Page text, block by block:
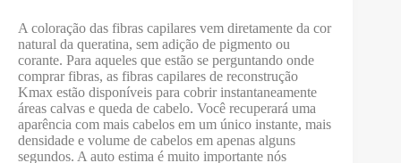
A coloração das fibras capilares vem diretamente da cor
natural da queratina, sem adição de pigmento ou
corante. Para aqueles que estão se perguntando onde
comprar fibras, as fibras capilares de reconstrução
Kmax estão disponíveis para cobrir instantaneamente
áreas calvas e queda de cabelo. Você recuperará uma
aparência com mais cabelos em um único instante, mais
densidade e volume de cabelos em apenas alguns
segundos. A auto estima é muito importante nós